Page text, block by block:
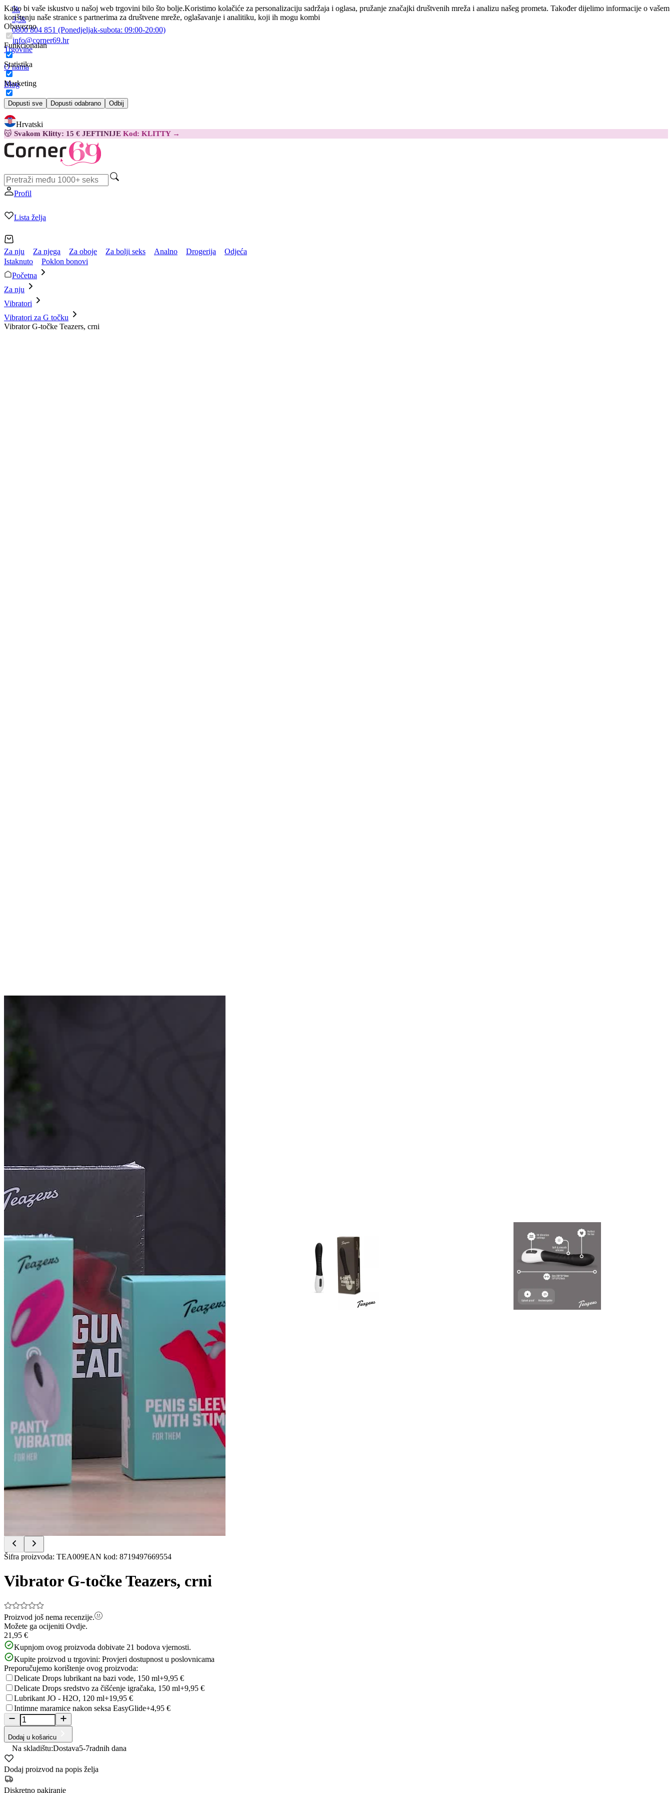
Kako bi vaše iskustvo u našoj web trgovini bilo što bolje.Koristimo kolačiće za personalizaciju sadržaja i oglasa, pružanje značajki društvenih mreža i analizu našeg prometa. Također dijelimo informacije o vašem
korištenju naše stranice s partnerima za društvene mreže, oglašavanje i analitiku, koji ih mogu kombi
Obavezno
Funkcionalan
Statistika
Marketing
Dopusti sve Dopusti odabrano Odbij
5k
3,5k
0800 804 851 (Ponedjeljak-subota: 09:00-20:00)
info@corner69.hr
Trgovine
O nama
Blog
Kontakt
Hrvatski
😽 Svakom Klitty: 15 € JEFTINIJE Kod: KLITTY →
Profil
Lista želja
Za nju Za njega Za oboje Za bolji seks Analno Drogerija
Odjeća
Istaknuto
Poklon bonovi
Početna
Za nju
Vibratori
Vibratori za G točku
Vibrator G-točke Teazers, crni
Item
of
6
Šifra proizvoda: TEA009EAN kod: 8719497669554
Vibrator G-točke Teazers, crni
Proizvod još nema recenzije.
Možete ga ocijeniti Ovdje.
21,95 €
Kupnjom ovog proizvoda dobivate 21 bodova vjernosti.
Kupite proizvod u trgovini: Provjeri dostupnost u poslovnicama
Preporučujemo korištenje ovog proizvoda:
Delicate Drops lubrikant na bazi vode, 150 ml+9,95 €
Delicate Drops sredstvo za čišćenje igračaka, 150 ml+9,95 €
Lubrikant JO - H2O, 120 ml+19,95 €
Intimne maramice nakon seksa EasyGlide+4,95 €
Dodaj u košaricu
Na skladištu:Dostava5-7radnih dana
Dodaj proizvod na popis želja
Diskretno pakiranje